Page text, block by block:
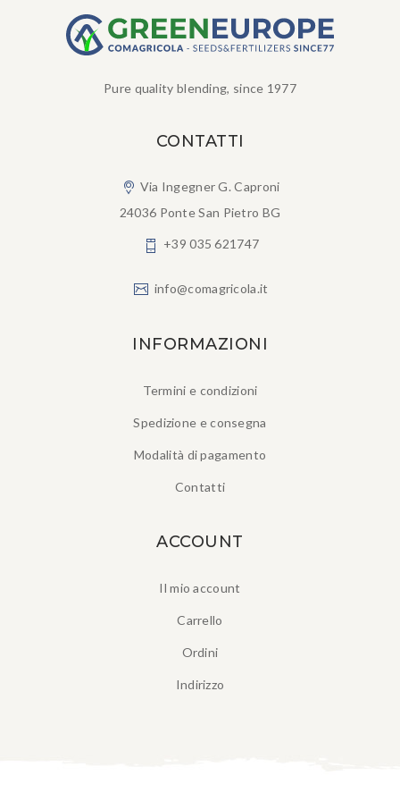
Pure quality blending, since 1977
CONTATTI
Via Ingegner G. Caproni
24036 Ponte San Pietro BG
+39 035 621747
info@comagricola.it
INFORMAZIONI
Termini e condizioni
Spedizione e consegna
Modalità di pagamento
Contatti
ACCOUNT
Il mio account
Carrello
Ordini
Indirizzo